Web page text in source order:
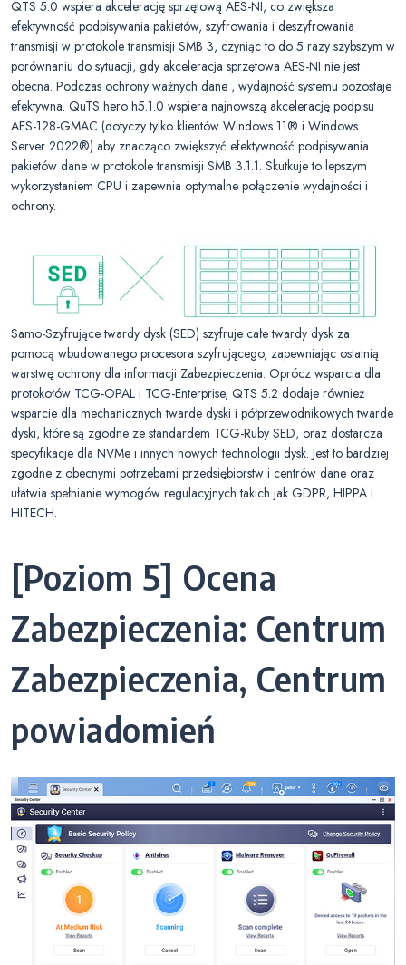
QTS 5.0 wspiera akcelerację sprzętową AES-NI, co zwiększa
efektywność podpisywania pakietów, szyfrowania i deszyfrowania
transmisji w protokole transmisji SMB 3, czyniąc to do 5 razy szybszym w
porównaniu do sytuacji, gdy akceleracja sprzętowa AES-NI nie jest
obecna. Podczas ochrony ważnych dane , wydajność systemu pozostaje
efektywna. QuTS hero h5.1.0 wspiera najnowszą akcelerację podpisu
AES-128-GMAC (dotyczy tylko klientów Windows 11® i Windows
Server 2022®) aby znacząco zwiększyć efektywność podpisywania
pakietów dane w protokole transmisji SMB 3.1.1. Skutkuje to lepszym
wykorzystaniem CPU i zapewnia optymalne połączenie wydajności i
ochrony.
Samo-Szyfrujące twardy dysk (SED) szyfruje całe twardy dysk za
pomocą wbudowanego procesora szyfrującego, zapewniając ostatnią
warstwę ochrony dla informacji Zabezpieczenia. Oprócz wsparcia dla
protokołów TCG-OPAL i TCG-Enterprise, QTS 5.2 dodaje również
wsparcie dla mechanicznych twarde dyski i półprzewodnikowych twarde
dyski, które są zgodne ze standardem TCG-Ruby SED, oraz dostarcza
specyfikacje dla NVMe i innych nowych technologii dysk. Jest to bardziej
zgodne z obecnymi potrzebami przedsiębiorstw i centrów dane oraz
ułatwia spełnianie wymogów regulacyjnych takich jak GDPR, HIPPA i
HITECH.
[Poziom 5] Ocena
Zabezpieczenia: Centrum
Zabezpieczenia, Centrum
powiadomień